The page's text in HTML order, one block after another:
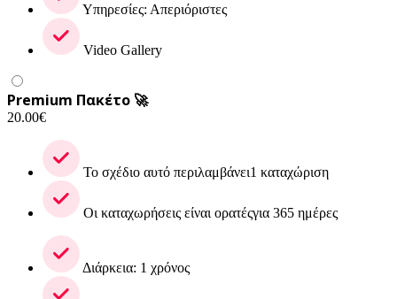
Υπηρεσίες: Απεριόριστες
Video Gallery
Premium Πακέτο 🚀
20.00€
Το σχέδιο αυτό περιλαμβάνει1 καταχώριση
Οι καταχωρήσεις είναι ορατέςγια 365 ημέρες
Διάρκεια: 1 χρόνος